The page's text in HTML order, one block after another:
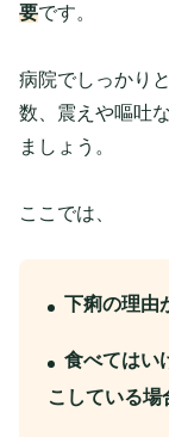
要です。
病院でしっかり
数、震えや嘔吐
ましょう。
ここでは、
下痢の理由
食べてはい
こしている場